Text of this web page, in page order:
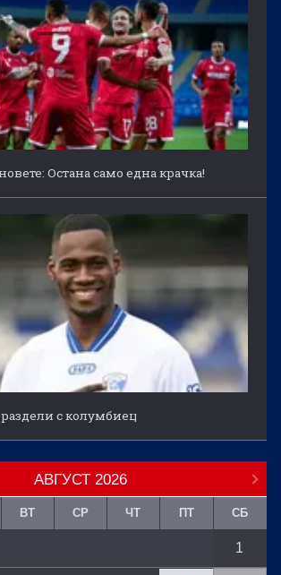
Остана само една крачка!
с колумбиец
АВГУСТ 2026
ВТ СР ЧТ ПТ СБ
1